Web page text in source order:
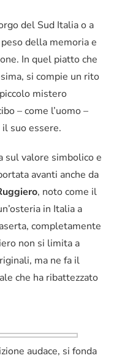
del Sud Italia o a
della memoria e
In quel piatto che
si compie un rito
mistero
– come l’uomo –
suo essere.
sul valore simbolico e
avanti anche da
, noto come il
in Italia a
completamente
non si limita a
ma ne fa il
che ha ribattezzato
audace, si fonda